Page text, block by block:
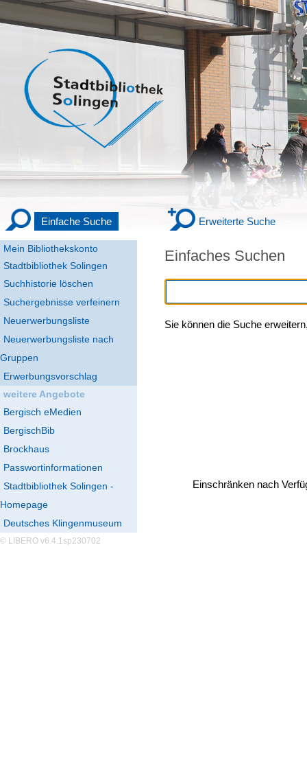
Mein Bibliothekskonto
Stadtbibliothek Solingen
Einfache Suche Erweiterte Suche
Suchhistorie löschen
Suchergebnisse verfeinern
Neuerwerbungsliste
Neuerwerbungsliste nach
Gruppen
Erwerbungsvorschlag
weitere Angebote
Bergisch eMedien
BergischBib
Brockhaus
Passwortinformationen
Stadtbibliothek Solingen -
Homepage
Deutsches Klingenmuseum
© LIBERO v6.4.1sp230702
Einfaches Suchen
Sie können die Suche
Einschränken nach